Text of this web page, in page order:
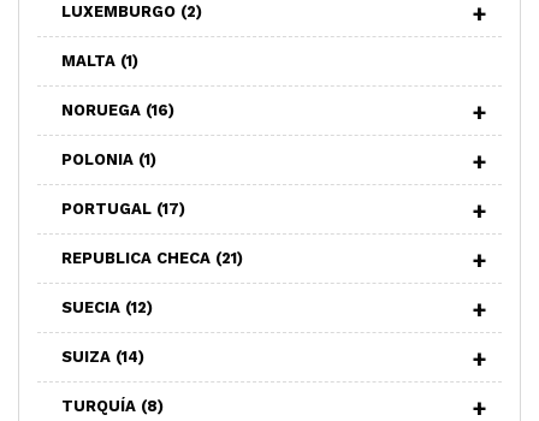
LUXEMBURGO (2)
MALTA (1)
NORUEGA (16)
POLONIA (1)
PORTUGAL (17)
REPUBLICA CHECA (21)
SUECIA (12)
SUIZA (14)
TURQUÍA (8)